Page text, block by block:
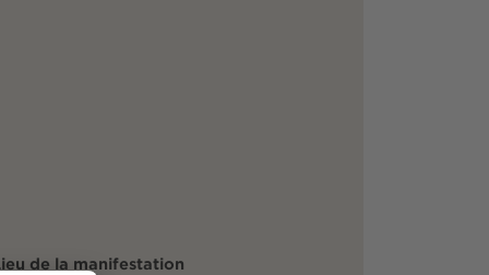
de la manifestation